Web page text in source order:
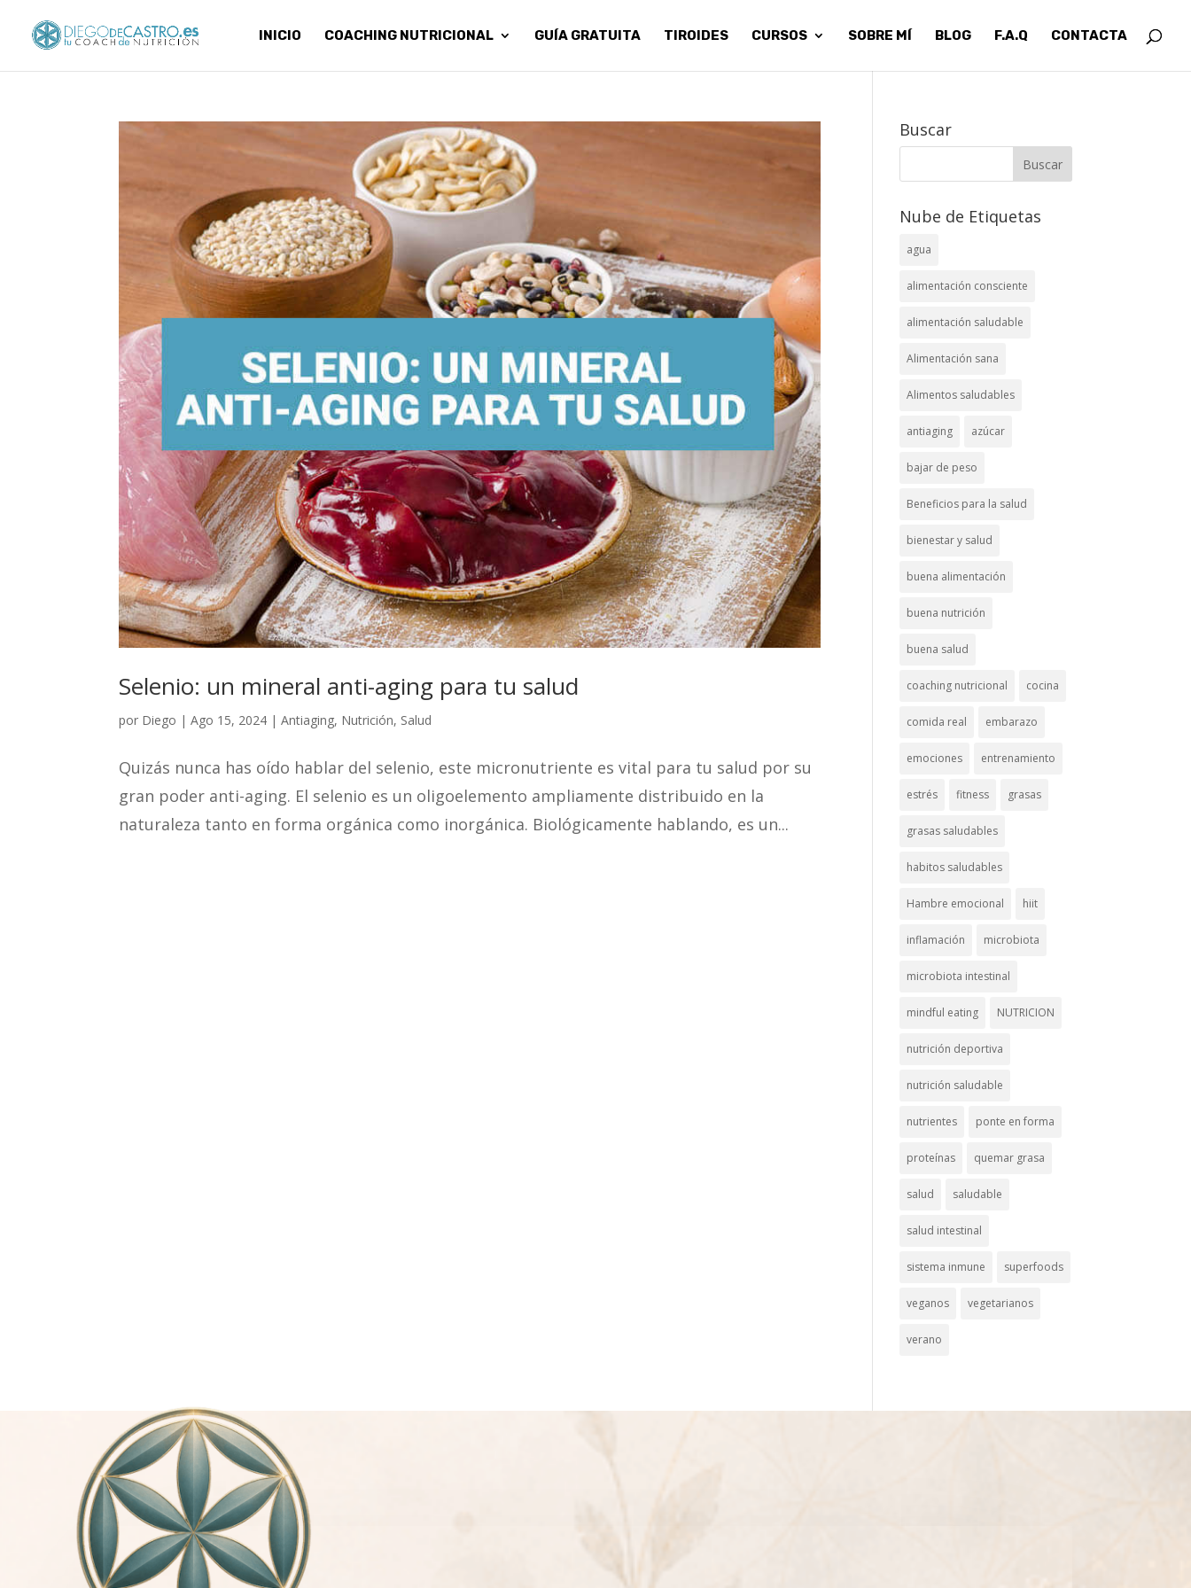
INICIO COACHING NUTRICIONAL GUÍA GRATUITA TIROIDES CURSOS SOBRE MÍ BLOG F.A.Q CONTACTA
Selenio: un mineral anti-aging para tu salud
por Diego |Ago 15, 2024 |Antiaging, Nutrición, Salud
Quizás nunca has oído hablar del selenio, este micronutriente es vital para tu salud por su
gran poder anti-aging. El selenio es un oligoelemento ampliamente distribuido en la
naturaleza tanto en forma orgánica como inorgánica. Biológicamente hablando, es un...
Buscar
Nube de Etiquetas
agua
alimentación consciente
alimentación saludable
Alimentación sana
Alimentos saludables
antiaging azúcar
bajar de peso
Beneficios para la salud
bienestar y salud
buena alimentación
buena nutrición
buena salud
coaching nutricional cocina
comida real embarazo
emociones entrenamiento
estrés fitness grasas
grasas saludables
habitos saludables
Hambre emocional hiit
inflamación microbiota
microbiota intestinal
mindful eating NUTRICION
nutrición deportiva
nutrición saludable
nutrientes ponte en forma
proteínas quemar grasa
salud saludable
salud intestinal
sistema inmune superfoods
veganos vegetarianos
verano